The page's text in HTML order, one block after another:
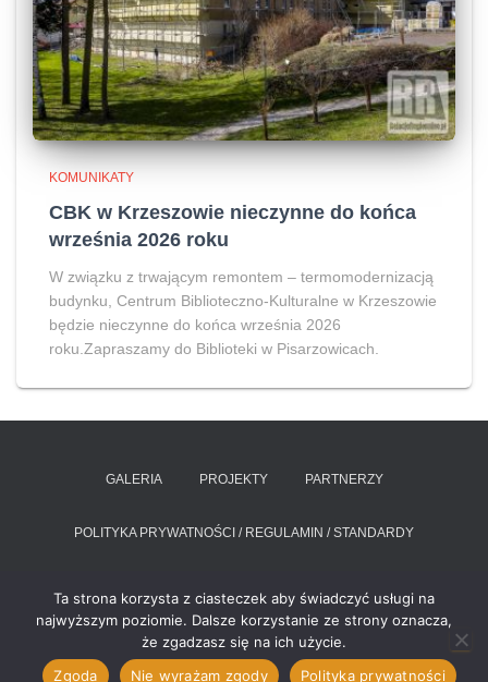
KOMUNIKATY
CBK w Krzeszowie nieczynne do końca
września 2026 roku
W związku z trwającym remontem – termomodernizacją
budynku, Centrum Biblioteczno-Kulturalne w Krzeszowie
będzie nieczynne do końca września 2026
roku.Zapraszamy do Biblioteki w Pisarzowicach.
GALERIA PROJEKTY PARTNERZY
POLITYKA PRYWATNOŚCI / REGULAMIN / STANDARDY
PUBLICZNEGO
Hestia | Stworzone przez ThemeIsle
Ta strona korzysta z ciasteczek aby świadczyć usługi na
najwyższym poziomie. Dalsze korzystanie ze strony oznacza,
że zgadzasz się na ich użycie.
Zgoda
Nie wyrażam zgody Polityka prywatności